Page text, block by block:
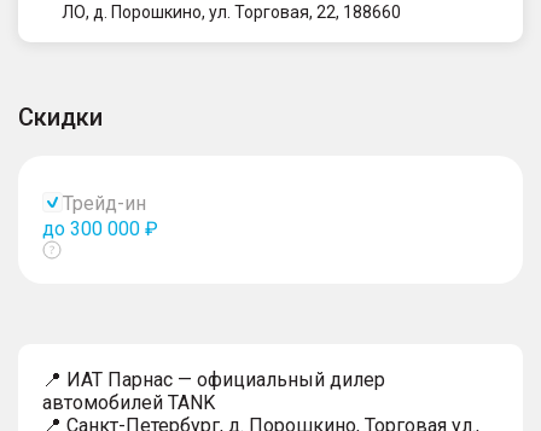
ЛО, д. Порошкино, ул. Торговая, 22, 188660
Скидки
Трейд-ин
до 300 000 ₽
Показать
📍 ИАТ Парнас — официальный дилер
автомобилей TANK
📍 Санкт-Петербург, д. Порошкино, Торговая ул.,